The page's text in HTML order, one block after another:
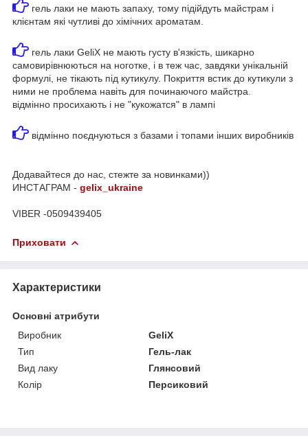
гель лаки не мають запаху, тому підійдуть майстрам і
клієнтам які чутливі до хімічних ароматам.
гель лаки GeliX не мають густу в'язкість, шикарно
самовирівнюються на ноготке, і в теж час, завдяки унікальній
формулі, не тікають під кутикулу. Покриття встик до кутикули з
ними не проблема навіть для починаючого майстра.
відмінно просихають і не "кукожатся" в лампі
відмінно поєднуються з базами і топами інших виробників
Додавайтеся до нас, стежте за новинками))
ИНСТАГРАМ - gelix_ukraine
VIBER -0509439405
Приховати
Характеристики
Основні атрибути
Виробник
GeliX
Тип
Гель-лак
Вид лаку
Глянсовий
Колір
Персиковий